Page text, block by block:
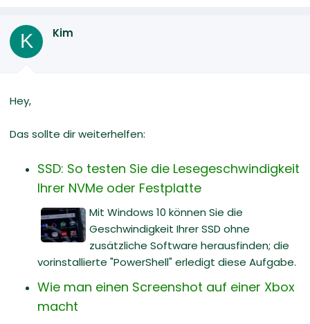
K Kim
Hey,
Das sollte dir weiterhelfen:
SSD: So testen Sie die Lesegeschwindigkeit
Ihrer NVMe oder Festplatte
Mit Windows 10 können Sie die
Geschwindigkeit Ihrer SSD ohne
zusätzliche Software herausfinden; die
vorinstallierte "PowerShell" erledigt diese Aufgabe.
Wie man einen Screenshot auf einer Xbox
macht